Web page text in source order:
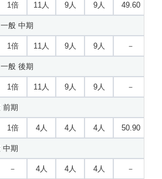
1倍 11人 9人 9人 49.60
般 中期
1倍 11人 9人 9人 －
般 後期
1倍 11人 9人 9人 －
期
1倍 4人 4人 4人 50.90
期
－ 4人 4人 4人 －